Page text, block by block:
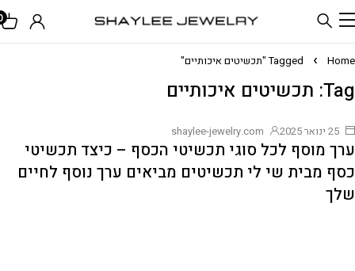
Home Tagged "תכשיטים איכותיים"
Tag: תכשיטים איכותיים
shaylee-jewelry.com
ערך מוסף לכל סוגי תכשיטי הכסף – כיצד תכשיטי
כסף מבית שי לי תכשיטים מביאים ערך נוסף לחיים
שלך